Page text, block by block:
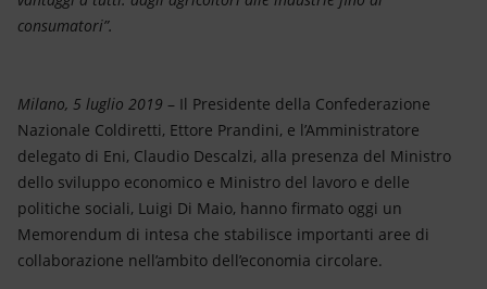
consumatori”.
Milano, 5 luglio 2019 – Il Presidente della Confederazione
Nazionale Coldiretti, Ettore Prandini, e l’Amministratore
delegato di Eni, Claudio Descalzi, alla presenza del Ministro
dello sviluppo economico e Ministro del lavoro e delle
politiche sociali, Luigi Di Maio, hanno firmato oggi un
Memorendum di intesa che stabilisce importanti aree di
collaborazione nell’ambito dell’economia circolare.